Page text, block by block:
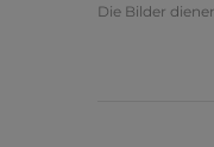
Die Bilder